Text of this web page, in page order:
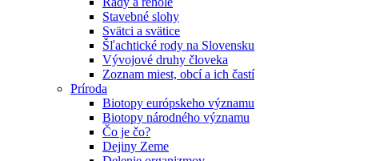
Stavebné slohy
Svätci a svätice
Šľachtické rody na Slovensku
Vývojové druhy človeka
Zoznam miest, obcí a ich častí
Príroda
Biotopy európskeho významu
Biotopy národného významu
Čo je čo?
Dejiny Zeme